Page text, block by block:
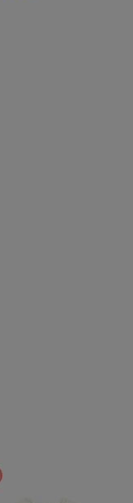
Blusão